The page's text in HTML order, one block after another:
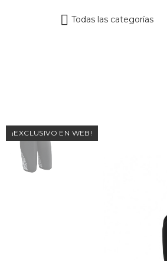
Todas las categorías
¡EXCLUSIVO EN WEB!